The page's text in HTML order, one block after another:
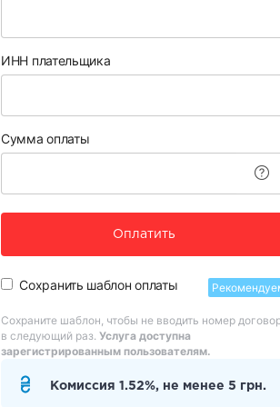
ИНН плательщика
Сумма оплаты
Оплатить
Сохранить шаблон оплаты
Сохраните шаблон, чтобы не вводить номер
в следующий раз. Услуга доступна
зарегистрированным пользователям.
Комиссия 1.52%, не менее 5 грн.